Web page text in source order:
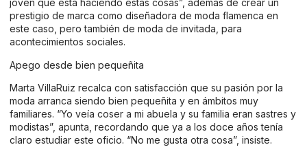
joven que está haciendo estas cosas”, además de crear un
prestigio de marca como diseñadora de moda flamenca en
este caso, pero también de moda de invitada, para
acontecimientos sociales.
Apego desde bien pequeñita
Marta VillaRuiz recalca con satisfacción que su pasión por la
moda arranca siendo bien pequeñita y en ámbitos muy
familiares. “Yo veía coser a mi abuela y su familia eran sastres y
modistas”, apunta, recordando que ya a los doce años tenía
claro estudiar este oficio. “No me gusta otra cosa”, insiste.